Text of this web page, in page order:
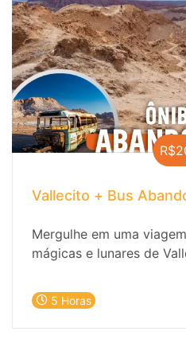
Vallecito + Bus
Mergulhe em uma
mágicas e lunares de
um toque de história
5 Horas